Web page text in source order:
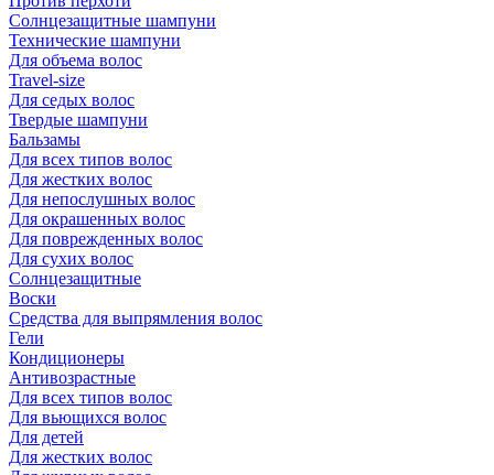
Солнцезащитные шампуни
Технические шампуни
Для объема волос
Travel-size
Для седых волос
Твердые шампуни
Бальзамы
Для всех типов волос
Для жестких волос
Для непослушных волос
Для окрашенных волос
Для поврежденных волос
Для сухих волос
Солнцезащитные
Воски
Средства для выпрямления волос
Гели
Кондиционеры
Антивозрастные
Для всех типов волос
Для вьющихся волос
Для детей
Для жестких волос